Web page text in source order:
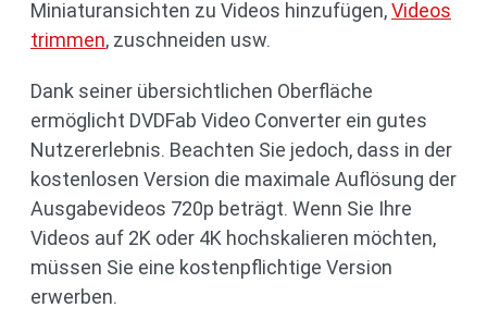
Miniaturansichten zu Videos hinzufügen,Videos
trimmen, zuschneiden usw.
Dank seiner übersichtlichen Oberfläche
ermöglicht DVDFab Video Converter ein gutes
Nutzererlebnis. Beachten Sie jedoch, dass in der
kostenlosen Version die maximale Auflösung der
Ausgabevideos 720p beträgt. Wenn Sie Ihre
Videos auf 2K oder 4K hochskalieren möchten,
müssen Sie eine kostenpflichtige Version
erwerben.